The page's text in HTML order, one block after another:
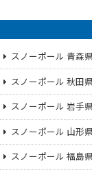
スノーポール 青森
スノーポール 秋田
スノーポール 岩手
スノーポール 山形
スノーポール 福島